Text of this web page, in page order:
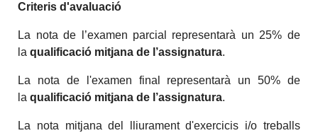
Criteris d'avaluació
La nota de l’examen parcial representarà un 25% de
laqualificació mitjana de l’assignatura.
La nota de l'examen final representarà un 50% de
laqualificació mitjana de l’assignatura.
La nota mitjana del lliurament d'exercicis i/o treballs